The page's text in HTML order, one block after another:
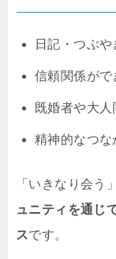
日記・つぶ
信頼関係がで
既婚者や大人
精神的なつな
「いきなり会う
ュニティを通じ
スです。